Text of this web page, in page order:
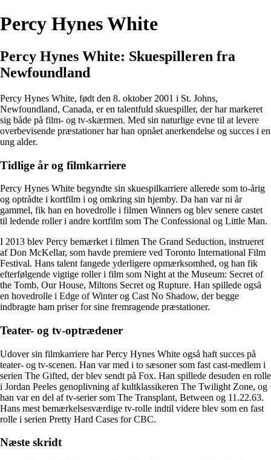
Percy Hynes White
Percy Hynes White: Skuespilleren fra
Newfoundland
Percy Hynes White, født den 8. oktober 2001 i St. Johns,
Newfoundland, Canada, er en talentfuld skuespiller, der har markeret
sig både på film- og tv-skærmen. Med sin naturlige evne til at levere
overbevisende præstationer har han opnået anerkendelse og succes i en
ung alder.
Tidlige år og filmkarriere
Percy Hynes White begyndte sin skuespilkarriere allerede som to-årig
og optrådte i kortfilm i og omkring sin hjemby. Da han var ni år
gammel, fik han en hovedrolle i filmen Winners og blev senere castet
til ledende roller i andre kortfilm som The Confessional og Little Man.
I 2013 blev Percy bemærket i filmen The Grand Seduction, instrueret
af Don McKellar, som havde premiere ved Toronto International Film
Festival. Hans talent fangede yderligere opmærksomhed, og han fik
efterfølgende vigtige roller i film som Night at the Museum: Secret of
the Tomb, Our House, Miltons Secret og Rupture. Han spillede også
en hovedrolle i Edge of Winter og Cast No Shadow, der begge
indbragte ham priser for sine fremragende præstationer.
Teater- og tv-optrædener
Udover sin filmkarriere har Percy Hynes White også haft succes på
teater- og tv-scenen. Han var med i to sæsoner som fast cast-medlem i
serien The Gifted, der blev sendt på Fox. Han spillede desuden en rolle
i Jordan Peeles genoplivning af kultklassikeren The Twilight Zone, og
han var en del af tv-serier som The Transplant, Between og 11.22.63.
Hans mest bemærkelsesværdige tv-rolle indtil videre blev som en fast
rolle i serien Pretty Hard Cases for CBC.
Næste skridt